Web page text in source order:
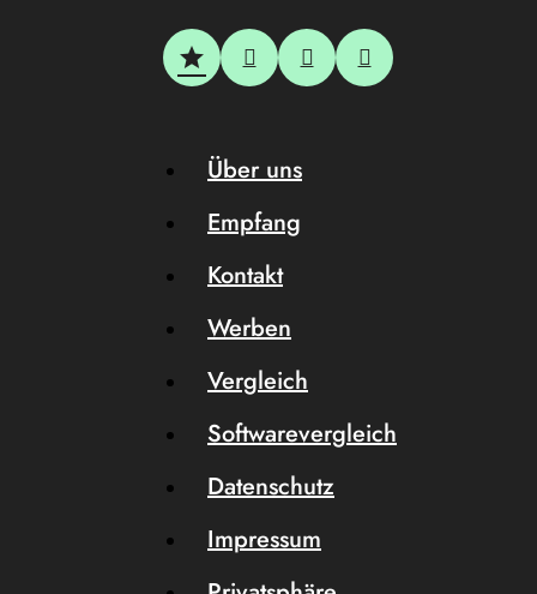
Über uns
Empfang
Kontakt
Werben
Vergleich
Softwarevergleich
Datenschutz
Impressum